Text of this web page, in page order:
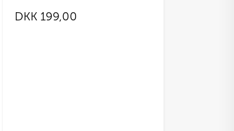
DKK 199,00